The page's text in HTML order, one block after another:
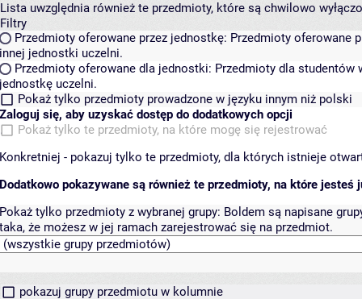
Lista uwzględnia również te przedmioty, które są chwilowo
Filtry
Przedmioty oferowane przez jednostkę: Przedmioty oferowane
innej jednostki uczelni.
Przedmioty oferowane dla jednostki: Przedmioty dla studentów
jednostkę uczelni.
Pokaż tylko przedmioty prowadzone w języku innym niż polski
Zaloguj się, aby uzyskać dostęp do dodatkowych opcji
Pokaż tylko te przedmioty, na które mogę się rejestrować
Konkretniej - pokazuj tylko te przedmioty, dla których istnieje
Dodatkowo pokazywane są również te przedmioty, na które jesteś
Pokaż tylko przedmioty z wybranej grupy: Boldem są napisane
taka, że możesz w jej ramach zarejestrować się na przedmiot.
pokazuj grupy przedmiotu w kolumnie